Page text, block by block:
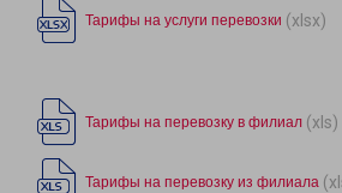
Тарифы на услуги перевозки (xlsx)
Тарифы на перевозку в филиал (xls)
Тарифы на перевозку из филиала